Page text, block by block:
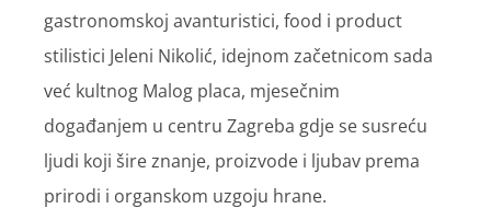
gastronomskoj avanturistici, food i product
stilistici Jeleni Nikolić, idejnom začetnicom sada
već kultnog Malog placa, mjesečnim
događanjem u centru Zagreba gdje se susreću
ljudi koji šire znanje, proizvode i ljubav prema
prirodi i organskom uzgoju hrane.